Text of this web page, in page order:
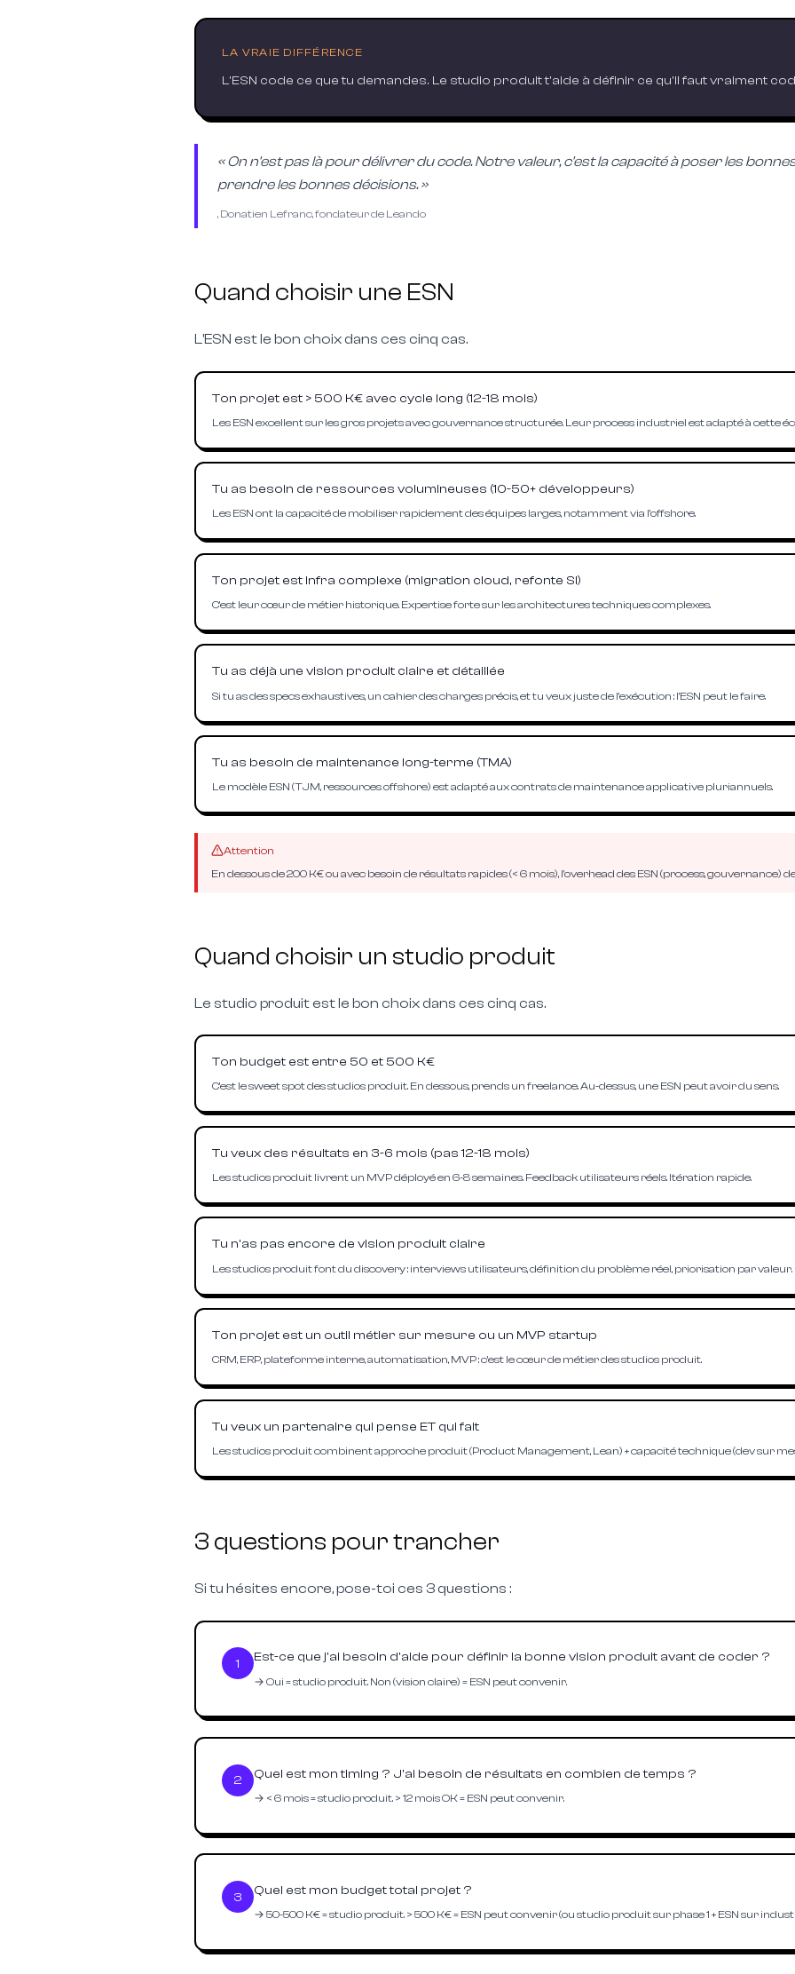
LA VRAIE DIFFÉRENCE
L'ESN code ce que tu demandes. Le studio produit t'aide à définir ce qu'il faut vraiment
« On n'est pas là pour délivrer du code. Notre valeur, c'est la capacité à poser les
prendre les bonnes décisions. »
, Donatien Lefranc, fondateur de Leando
Quand choisir une ESN
L'ESN est le bon choix dans ces cinq cas.
Ton projet est > 500 K€ avec cycle long (12-18 mois)
Les ESN excellent sur les gros projets avec gouvernance structurée. Leur process industriel est adapté à cette
Tu as besoin de ressources volumineuses (10-50+ développeurs)
Les ESN ont la capacité de mobiliser rapidement des équipes larges, notamment via l'offshore.
Ton projet est infra complexe (migration cloud, refonte SI)
C'est leur cœur de métier historique. Expertise forte sur les architectures techniques complexes.
Tu as déjà une vision produit claire et détaillée
Si tu as des specs exhaustives, un cahier des charges précis, et tu veux juste de l'exécution : l'ESN peut le faire.
Tu as besoin de maintenance long-terme (TMA)
Le modèle ESN (TJM, ressources offshore) est adapté aux contrats de maintenance applicative pluriannuels.
Attention
En dessous de 200 K€ ou avec besoin de résultats rapides (< 6 mois), l'overhead des ESN (process, gouvernance)
Quand choisir un studio produit
Le studio produit est le bon choix dans ces cinq cas.
Ton budget est entre 50 et 500 K€
C'est le sweet spot des studios produit. En dessous, prends un freelance. Au-dessus, une ESN peut avoir du sens.
Tu veux des résultats en 3-6 mois (pas 12-18 mois)
Les studios produit livrent un MVP déployé en 6-8 semaines. Feedback utilisateurs réels. Itération rapide.
Tu n'as pas encore de vision produit claire
Les studios produit font du discovery : interviews utilisateurs, définition du problème réel, priorisation par valeur.
Ton projet est un outil métier sur mesure ou un MVP startup
CRM, ERP, plateforme interne, automatisation, MVP : c'est le cœur de métier des studios produit.
Tu veux un partenaire qui pense ET qui fait
Les studios produit combinent approche produit (Product Management, Lean) + capacité technique (dev sur
3 questions pour trancher
Si tu hésites encore, pose-toi ces 3 questions :
1 Est-ce que j'ai besoin d'aide pour définir la bonne vision produit avant de coder ?
→ Oui = studio produit. Non (vision claire) = ESN peut convenir.
2 Quel est mon timing ? J'ai besoin de résultats en combien de temps ?
→ < 6 mois = studio produit. > 12 mois OK = ESN peut convenir.
3 Quel est mon budget total projet ?
→ 50-500 K€ = studio produit. > 500 K€ = ESN peut convenir (ou studio produit sur phase 1 + ESN sur